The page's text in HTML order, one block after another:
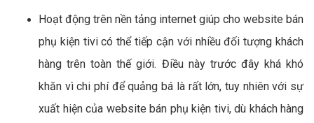
Hoạt động trên nền tảng internet giúp cho website bán
phụ kiện tivi có thể tiếp cận với nhiều đối tượng khách
hàng trên toàn thế giới. Điều này trước đây khá khó
khăn vì chi phí để quảng bá là rất lớn, tuy nhiên với sự
xuất hiện của website bán phụ kiện tivi, dù khách hàng